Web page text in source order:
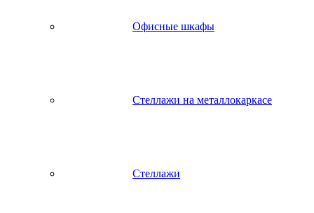
Офисные шкафы
Стеллажи на металлокаркасе
Стеллажи